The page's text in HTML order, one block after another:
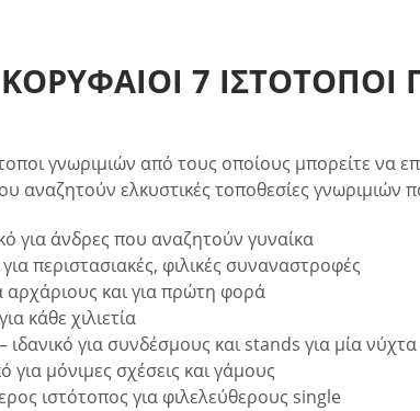
ΚΟΡΥΦΑΊΟΙ 7
γνωριμιών από τους οποίους μπορείτε να
αναζητούν ελκυστικές τοποθεσίες γνωριμιών
για άνδρες που αναζητούν γυναίκα
περιστασιακές, φιλικές συναναστροφές
αρχάριους και για πρώτη φορά
κάθε χιλιετία
για συνδέσμους και stands για μία νύχτα
για μόνιμες σχέσεις και γάμους
ιστότοπος για φιλελεύθερους single